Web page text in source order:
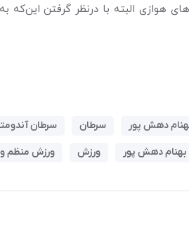
هوازی البته با درنظر گرفتن
دهش پور سرطان سرطان
دهش پور ورزش ورزش منظم و